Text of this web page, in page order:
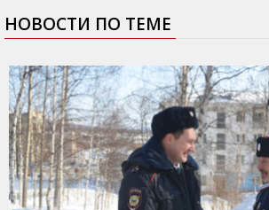
НОВОСТИ ПО ТЕМЕ